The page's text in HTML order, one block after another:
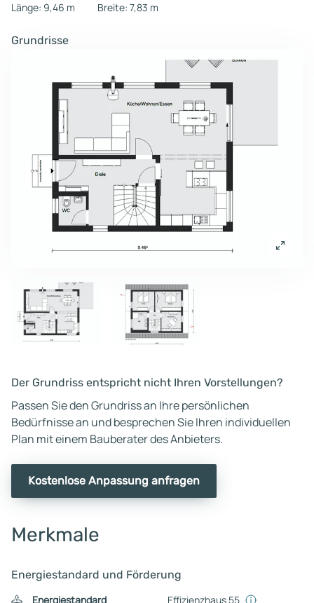
Länge: 9,46 m
Breite: 7,83 m
Grundrisse
Der Grundriss entspricht nicht Ihren Vorstellungen?
Passen Sie den Grundriss an Ihre persönlichen
Bedürfnisse an und besprechen Sie Ihren individuellen
Plan mit einem Bauberater des Anbieters.
Kostenlose Anpassung anfragen
Merkmale
Energiestandard und Förderung
Energiestandard
Effizienzhaus 55